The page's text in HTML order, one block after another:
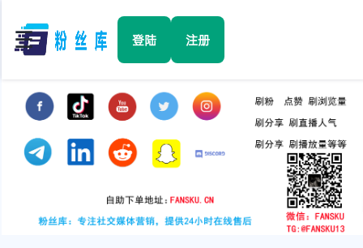
☰ 登陆 注册
Facebook
TikTok
YouTube